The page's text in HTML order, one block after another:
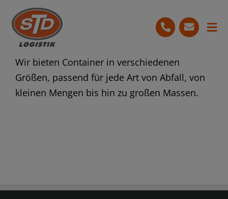
content
Start
Leistungen
Wir bieten Container in verschiedenen
Größen, passend für jede Art von Abfall, von
kleinen Mengen bis hin zu großen Massen.